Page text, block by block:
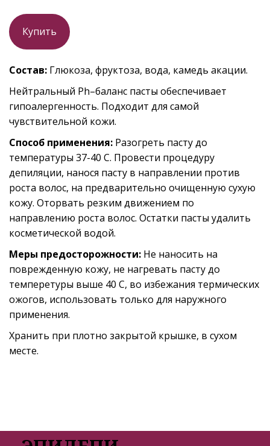
Купить
Состав: Глюкоза, фруктоза, вода, камедь акации.
Нейтральный Ph–баланс пасты обеспечивает
гипоалергенность. Подходит для самой
чувствительной кожи.
Способ применения: Разогреть пасту до
температуры 37-40 С. Провести процедуру
депиляции, нанося пасту в направлении против
роста волос, на предварительно очищенную сухую
кожу. Оторвать резким движением по
направлению роста волос. Остатки пасты удалить
косметической водой.
Меры предосторожности: Не наносить на
поврежденную кожу, не нагревать пасту до
темперетуры выше 40 С, во избежания термических
ожогов, использовать только для наружного
применения.
Хранить при плотно закрытой крышке, в сухом
месте.